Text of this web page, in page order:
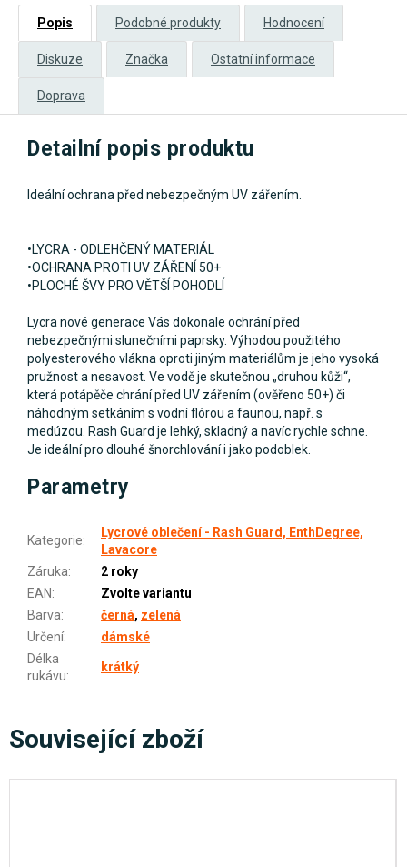
Popis Podobné produkty Hodnocení
Diskuze Značka Ostatní informace
Doprava
Detailní popis produktu
Ideální ochrana před nebezpečným UV zářením.
•LYCRA - ODLEHČENÝ MATERIÁL
•OCHRANA PROTI UV ZÁŘENÍ 50+
•PLOCHÉ ŠVY PRO VĚTŠÍ POHODLÍ
Lycra nové generace Vás dokonale ochrání před
nebezpečnými slunečními paprsky. Výhodou použitého
polyesterového vlákna oproti jiným materiálům je jeho vysoká
pružnost a nesavost. Ve vodě je skutečnou „druhou kůži“,
která potápěče chrání před UV zářením (ověřeno 50+) či
náhodným setkáním s vodní flórou a faunou, např. s
medúzou. Rash Guard je lehký, skladný a navíc rychle schne.
Je ideální pro dlouhé šnorchlování i jako podoblek.
Parametry
Kategorie:
Lycrové oblečení - Rash Guard, EnthDegree,
Lavacore
Záruka:
2 roky
EAN:
Zvolte variantu
Barva: černá, zelená
Určení:
dámské
Délka
rukávu:
krátký
Související zboží